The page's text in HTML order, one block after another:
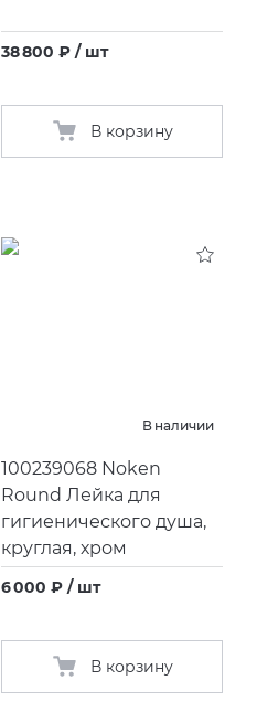
38 800 ₽ / шт
В корзину
В наличии
100239068 Noken
Round Лейка для
гигиенического душа,
круглая, хром
6 000 ₽ / шт
В корзину